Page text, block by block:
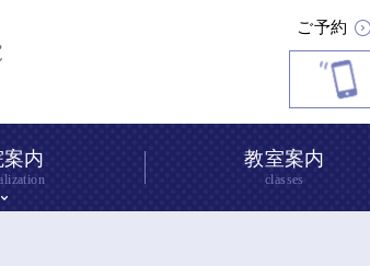
ご予約
案内 教室案内
classes